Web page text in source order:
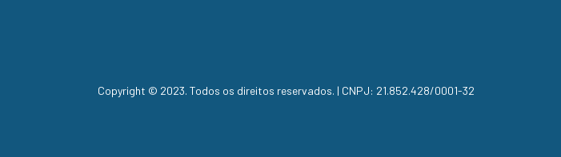
Copyright © 2023. Todos os direitos reservados. | CNPJ: 21.852.428/0001-32